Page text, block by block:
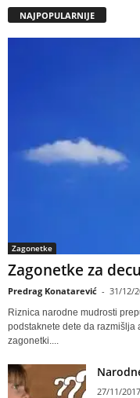
NAJPOPULARNIJE
Zagonetke
Zagonetke za
Predrag Konatarević - 31/12/
Riznica narodne mudrosti
podstaknete dete da razmišlja
zagonetki....
27/11/2017